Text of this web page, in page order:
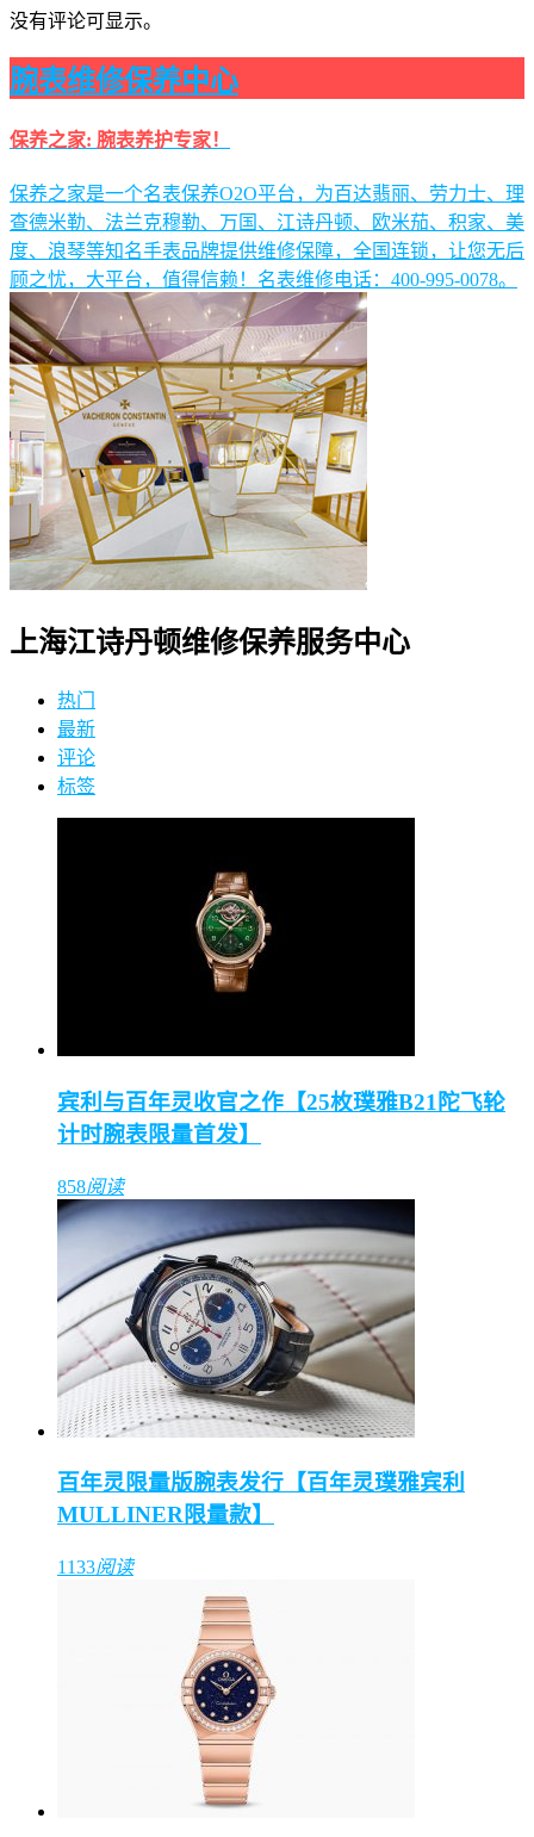
没有评论可显示。
腕表维修保养中心
保养之家: 腕表养护专家！
保养之家是一个名表保养O2O平台，为百达翡丽、劳力士、理
查德米勒、法兰克穆勒、万国、江诗丹顿、欧米茄、积家、美
度、浪琴等知名手表品牌提供维修保障，全国连锁，让您无后
顾之忧，大平台，值得信赖！名表维修电话：400-995-0078。
上海江诗丹顿维修保养服务中心
热门
最新
评论
标签
宾利与百年灵收官之作【25枚璞雅B21陀飞轮
计时腕表限量首发】
858阅读
百年灵限量版腕表发行【百年灵璞雅宾利
MULLINER限量款】
1133阅读